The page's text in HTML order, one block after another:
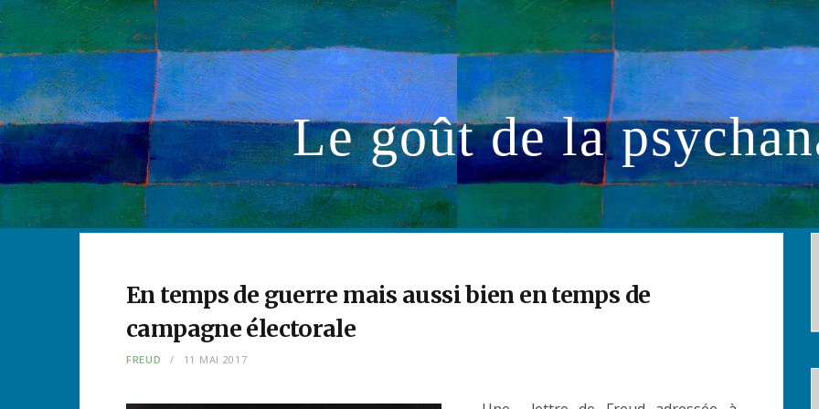
Le goût de la
En temps de guerre mais aussi bien en temps de
campagne électorale
FREUD 11 MAI 2017